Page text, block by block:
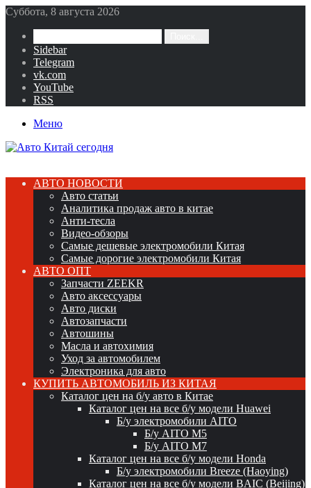
Суббота, 8 августа 2026
Sidebar
Telegram
vk.com
YouTube
RSS
Меню
АВТО НОВОСТИ
Авто статьи
Аналитика продаж авто в китае
Анти-тесла
Видео-обзоры
Самые дешевые электромобили Китая
Самые дорогие электромобили Китая
АВТО ОПТ
Запчасти ZEEKR
Авто аксессуары
Авто диски
Автозапчасти
Автошины
Масла и автохимия
Уход за автомобилем
Электроника для авто
КУПИТЬ АВТОМОБИЛЬ ИЗ КИТАЯ
Каталог цен на б/у авто в Китае
Каталог цен на все б/у модели Huawei
Б/у электромобили AITO
Б/у AITO M5
Б/у AITO M7
Каталог цен на все б/у модели Honda
Б/у электромобили Breeze (Haoying)
Каталог цен на все б/у модели BAIC (Beijing)